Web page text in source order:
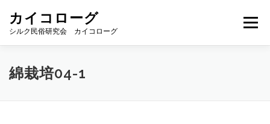
カイコローグ
シルク民俗研究会 カイコローグ
メニュー
カイコローグの歩み
綿栽培04-1